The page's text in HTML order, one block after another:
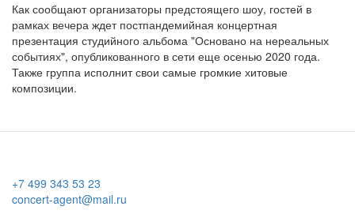
Как сообщают организаторы предстоящего шоу, гостей в
рамках вечера ждет постпандемийная концертная
презентация студийного альбома "Основано на нереальных
событиях", опубликованного в сети еще осенью 2020 года.
Также группа исполнит свои самые громкие хитовые
композиции.
+7 499 343 53 23
concert-agent@mail.ru